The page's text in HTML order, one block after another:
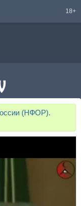
18+
(НФОР).